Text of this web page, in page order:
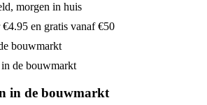
morgen in huis
en gratis vanaf €50
bouwmarkt
de bouwmarkt
in de bouwmarkt